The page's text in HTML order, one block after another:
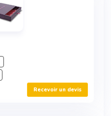
Recevoir un devis